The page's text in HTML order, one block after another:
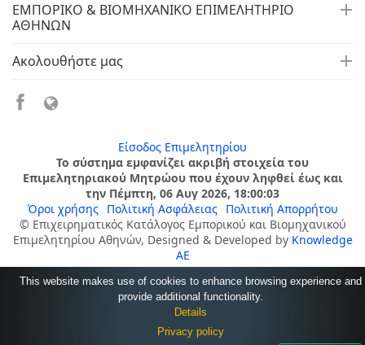
ΕΜΠΟΡΙΚΟ & ΒΙΟΜΗΧΑΝΙΚΟ ΕΠΙΜΕΛΗΤΗΡΙΟ
ΑΘΗΝΩΝ
Ακολουθήστε μας
Είσοδος Επιμελητηρίου
Το σύστημα εμφανίζει ακριβή στοιχεία του
Επιμελητηριακού Μητρώου που έχουν ληφθεί έως και
την Πέμπτη, 06 Αυγ 2026, 18:00:03
Όροι χρήσης
Πολιτική Ασφάλειας
Πολιτική Απορρήτου
© Επιχειρηματικός Κατάλογος Εμπορικού και Βιομηχανικού
Επιμελητηρίου Αθηνών, Designed & Developed by Knowledge
AE
This website makes use of cookies to enhance browsing experience and
provide additional functionality.
Details
Privacy policy